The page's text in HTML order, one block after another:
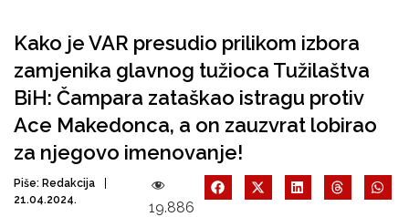
Kako je VAR presudio prilikom izbora
zamjenika glavnog tužioca Tužilaštva
BiH: Čampara zataškao istragu protiv
Ace Makedonca, a on zauzvrat lobirao
za njegovo imenovanje!
Piše: Redakcija
21.04.2024.
19.886